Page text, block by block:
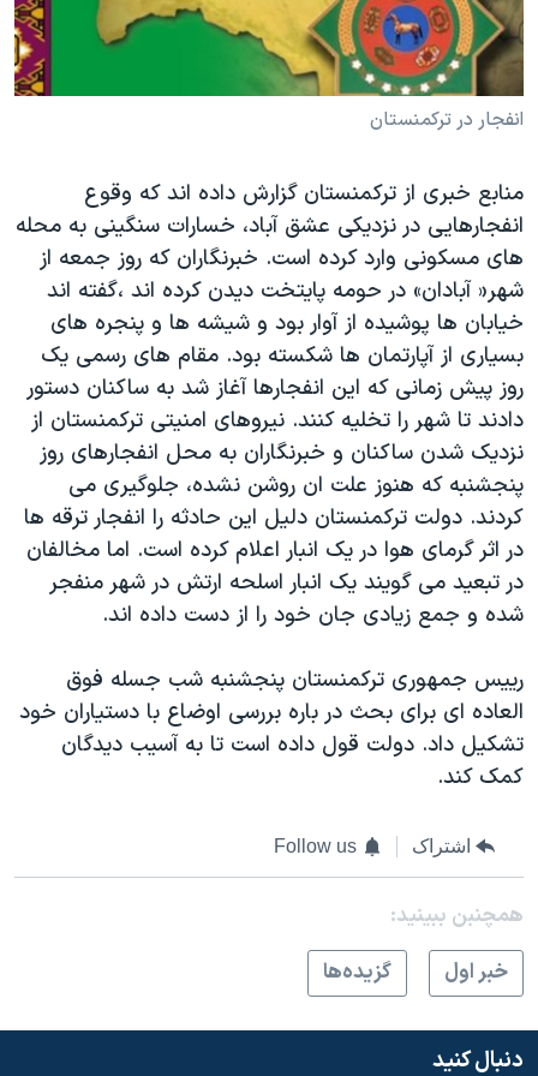
فرهنگ و زندگی
حقوق شهروندی
اقتصادی
اسرائیل در جنگ
گالری عکس
آرشیو پخش زنده
مستندها
انتخابات ریاست جمهوری آمریکا ۲۰۲۴
حمله جمهوری اسلامی به اسرائیل
ورزش زنان در ایران
اعتراضات زن، زندگی، آزادی
مجموعه مستندهای دادخواهی
تریبونال مردمی آبان ۹۸
دادگاه حمید نوری
چهل سال گروگان‌گیری
قانون شفافیت دارائی کادر رهبری ایران
اعتراضات مردمی آبان ۹۸
اسرائیل در جنگ
نرگس محمدی برنده جایزه نوبل صلح
همایش محافظه‌کاران آمریکا «سی‌پک»
صفحه‌های ویژه
سفر پرزیدنت ترامپ به چین
دنبال کنید
زبانهای مختلف
انفجار در ترکمنستان
منابع خبری از ترکمنستان گزارش داده اند که وقوع
انفجارهایی در نزدیکی عشق آباد، خسارات سنگینی به محله
های مسکونی وارد کرده است. خبرنگاران که روز جمعه از
شهر« آبادان» در حومه پایتخت دیدن کرده اند ،گفته اند
خیابان ها پوشیده از آوار بود و شیشه ها و پنجره های
بسیاری از آپارتمان ها شکسته بود. مقام های رسمی یک
روز پیش زمانی که این انفجارها آغاز شد به ساکنان دستور
دادند تا شهر را تخلیه کنند. نیروهای امنیتی ترکمنستان از
نزدیک شدن ساکنان و خبرنگاران به محل انفجارهای روز
پنجشنبه که هنوز علت ان روشن نشده، جلوگیری می
کردند. دولت ترکمنستان دلیل این حادثه را انفجار ترقه ها
در اثر گرمای هوا در یک انبار اعلام کرده است. اما مخالفان
در تبعید می گویند یک انبار اسلحه ارتش در شهر منفجر
شده و جمع زیادی جان خود را از دست داده اند.
رییس جمهوری ترکمنستان پنجشنبه شب جسله فوق
العاده ای برای بحث در باره بررسی اوضاع با دستیاران خود
تشکیل داد. دولت قول داده است تا به آسیب دیدگان
کمک کند.
اشتراک Follow us
همچنبن ببینید:
خبر اول
گزيده‌ها
دنبال کنید